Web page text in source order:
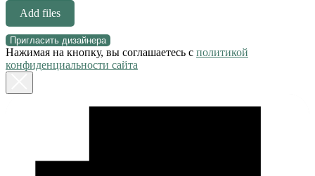
Add files
Пригласить дизайнера
Нажимая на кнопку, вы соглашаетесь с политикой
конфиденциальности сайта